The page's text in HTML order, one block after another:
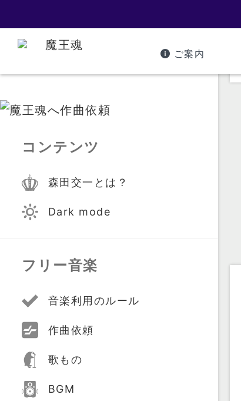
ご案内
コンテンツ
森田交一とは？
Dark mode
フリー音楽
音楽利用のルール
作曲依頼
歌もの
BGM